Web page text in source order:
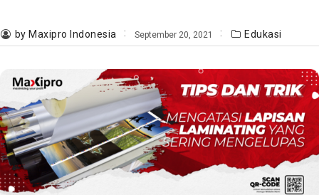
by Maxipro Indonesia September 20, 2021 Edukasi